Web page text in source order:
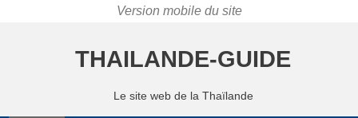
THAILANDE-GUIDE
Le site web de la Thaïlande